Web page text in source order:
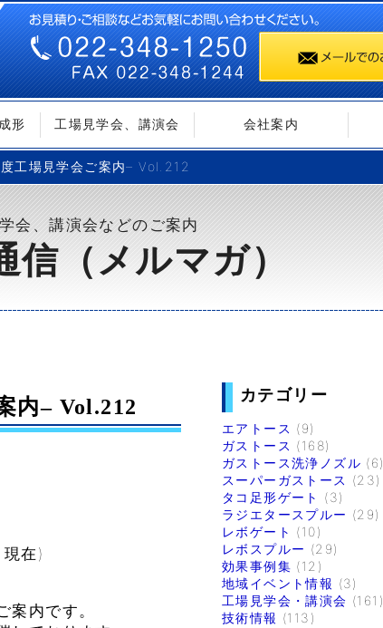
形 工場見学会、講演会 会社案内
工場見学会ご案内– Vol.212
会、講演会などのご案内
信（メルマガ）
内– Vol.212
在)
内です。
カテゴリー
エアトース (9)
ガストース (168)
ガストース洗浄ノズル (6)
スーパーガストース (23)
タコ足形ゲート
(3)
ラジエタースプルー (29)
レボゲート (10)
レボスプルー (29)
効果事例集 (12)
地域イベント情報 (3)
工場見学会・講演会 (161)
技術情報 (113)